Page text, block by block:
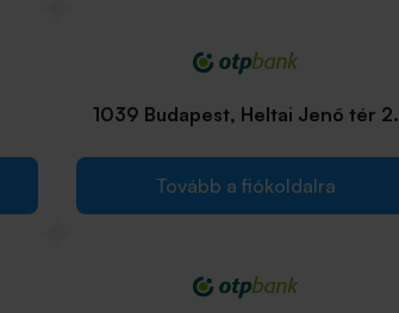
1039 Budapest, Heltai Jenő tér 2.
Tovább a fiókoldalra